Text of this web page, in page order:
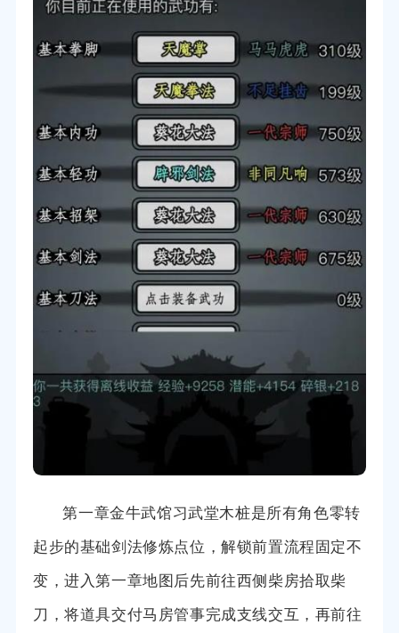
第一章金牛武馆习武堂木桩是所有角色零转
起步的基础剑法修炼点位，解锁前置流程固定不
变，进入第一章地图后先前往西侧柴房拾取柴
刀，将道具交付马房管事完成支线交互，再前往